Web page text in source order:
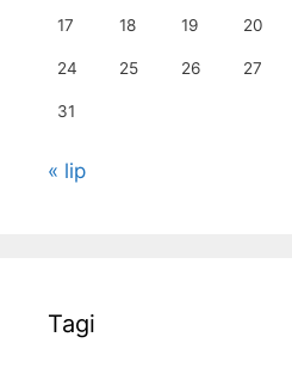
17 18 19 20
24 25 26 27
31
« lip
Tagi